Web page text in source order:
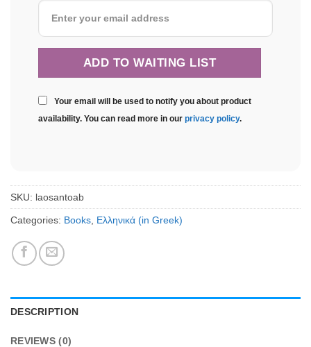
Your email will be used to notify you about product
availability. You can read more in our privacy policy.
SKU: laosantoab
Categories: Books Ελληνικά (in Greek)
DESCRIPTION
REVIEWS (0)